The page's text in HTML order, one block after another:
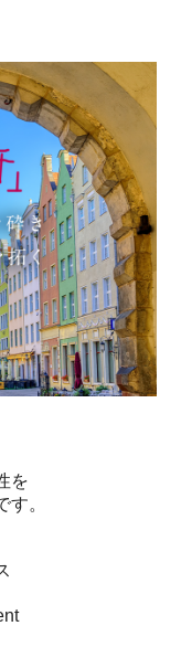
を
。